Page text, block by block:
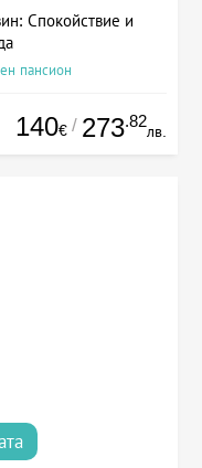
Спокойствие и
пансион
140€ / 273.82
лв.